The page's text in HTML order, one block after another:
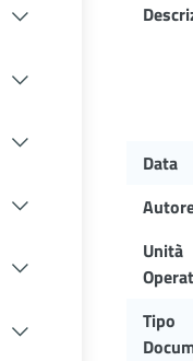
Data
Unità
Tipo